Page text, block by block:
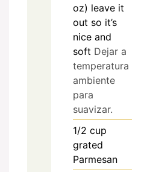
oz) leave it
out so it’s
nice and
soft Dejar a
temperatura
ambiente
para
suavizar.
1/2 cup
grated
Parmesan